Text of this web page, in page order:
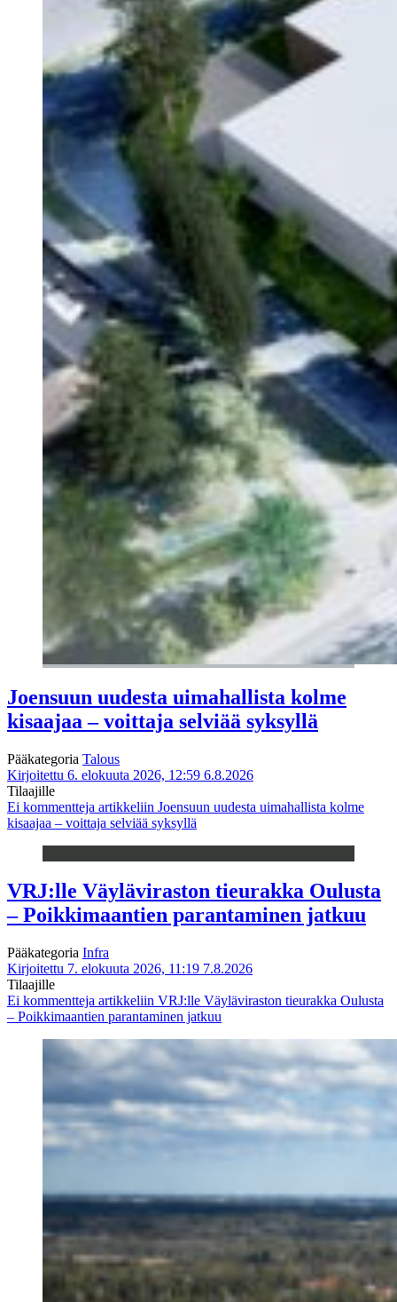
Joensuun uudesta uimahallista kolme
kisaajaa – voittaja selviää syksyllä
Pääkategoria Talous
Kirjoitettu 6. elokuuta 2026, 12:59 6.8.2026
Tilaajille
Ei kommentteja artikkeliin Joensuun uudesta uimahallista kolme
kisaajaa – voittaja selviää syksyllä
VRJ:lle Väyläviraston tieurakka Oulusta
– Poikkimaantien parantaminen jatkuu
Pääkategoria Infra
Kirjoitettu 7. elokuuta 2026, 11:19 7.8.2026
Tilaajille
Ei kommentteja artikkeliin VRJ:lle Väyläviraston tieurakka Oulusta
– Poikkimaantien parantaminen jatkuu